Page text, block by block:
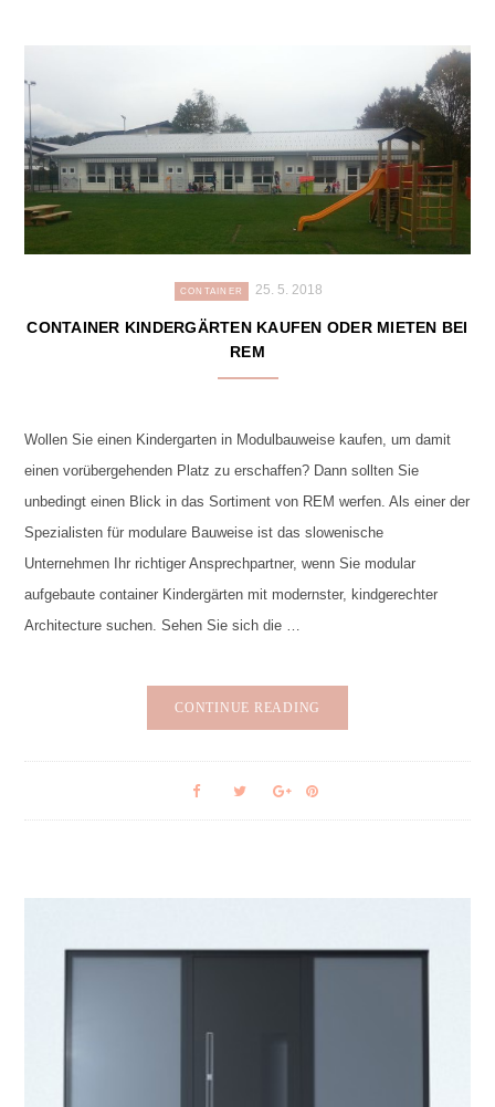
CONTAINER 25. 5. 2018
CONTAINER KINDERGÄRTEN KAUFEN ODER MIETEN BEI
REM
Wollen Sie einen Kindergarten in Modulbauweise kaufen, um damit
einen vorübergehenden Platz zu erschaffen? Dann sollten Sie
unbedingt einen Blick in das Sortiment von REM werfen. Als einer der
Spezialisten für modulare Bauweise ist das slowenische
Unternehmen Ihr richtiger Ansprechpartner, wenn Sie modular
aufgebaute container Kindergärten mit modernster, kindgerechter
Architecture suchen. Sehen Sie sich die …
CONTINUE READING